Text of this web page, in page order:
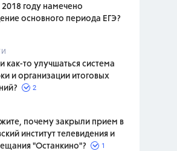
2018 году намечено
основного периода ЕГЭ?
как-то улучшаться система
и организации итоговых
2
почему закрыли прием в
институт телевидения и
"Останкино"?
1